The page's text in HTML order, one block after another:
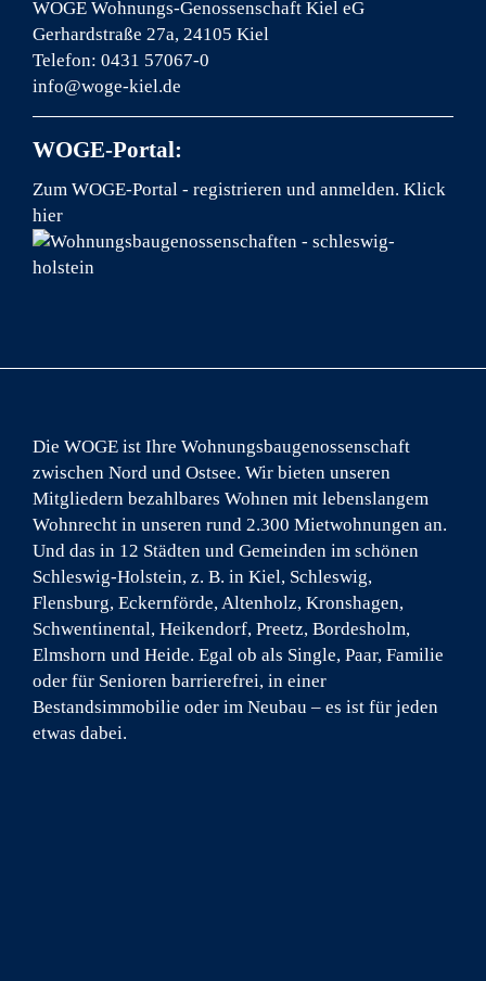
WOGE Wohnungs-Genossenschaft Kiel eG
Gerhardstraße 27a, 24105 Kiel
Telefon: 0431 57067-0
info@woge-kiel.de
WOGE-Portal:
Zum WOGE-Portal - registrieren und anmelden. Klick
hier
Die WOGE ist Ihre Wohnungsbaugenossenschaft
zwischen Nord und Ostsee. Wir bieten unseren
Mitgliedern bezahlbares Wohnen mit lebenslangem
Wohnrecht in unseren rund 2.300 Mietwohnungen an.
Und das in 12 Städten und Gemeinden im schönen
Schleswig-Holstein, z. B. in Kiel, Schleswig,
Flensburg, Eckernförde, Altenholz, Kronshagen,
Schwentinental, Heikendorf, Preetz, Bordesholm,
Elmshorn und Heide. Egal ob als Single, Paar, Familie
oder für Senioren barrierefrei, in einer
Bestandsimmobilie oder im Neubau – es ist für jeden
etwas dabei.